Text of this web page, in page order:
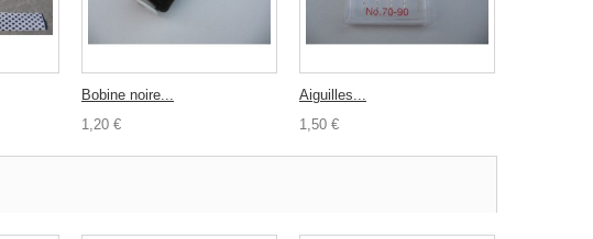
Bobine noire...
1,20 €
Aiguilles...
1,50 €